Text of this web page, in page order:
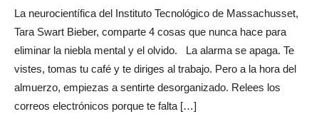
La neurocientífica del Instituto Tecnológico de Massachusset,
Tara Swart Bieber, comparte 4 cosas que nunca hace para
eliminar la niebla mental y el olvido. La alarma se apaga. Te
vistes, tomas tu café y te diriges al trabajo. Pero a la hora del
almuerzo, empiezas a sentirte desorganizado. Relees los
correos electrónicos porque te falta […]